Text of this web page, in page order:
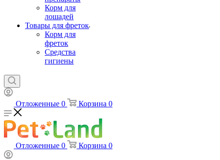
Корм для
лошадей
Товары для фреток
Корм для
фреток
Средства
гигиены
Отложенные 0 Корзина 0
Отложенные 0 Корзина 0